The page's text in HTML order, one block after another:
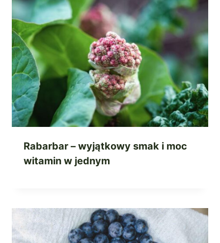
Rabarbar – wyjątkowy smak i moc
witamin w jednym